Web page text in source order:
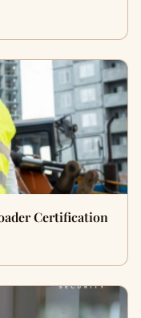
Certification